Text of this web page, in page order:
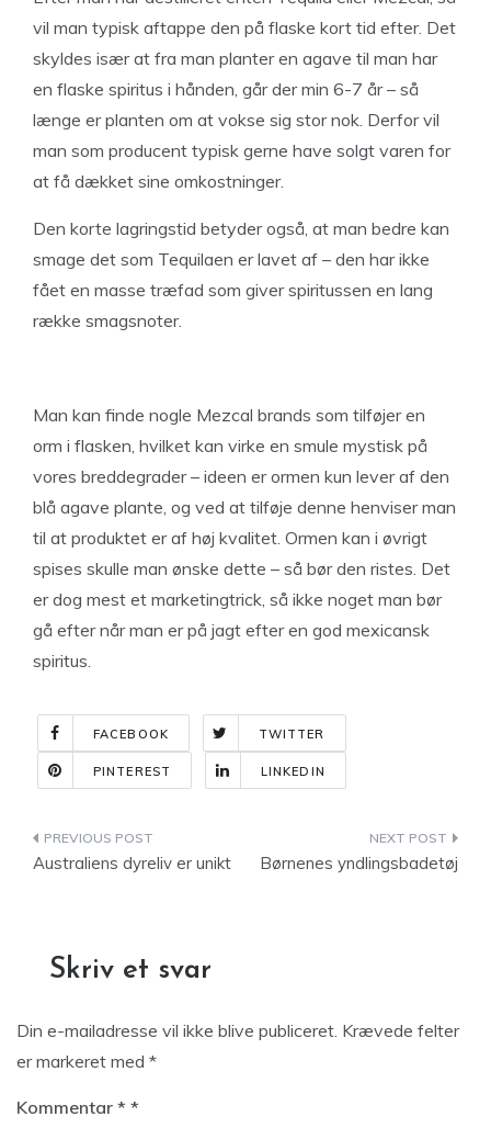
vil man typisk aftappe den på flaske kort tid efter. Det
skyldes især at fra man planter en agave til man har
en flaske spiritus i hånden, går der min 6-7 år – så
længe er planten om at vokse sig stor nok. Derfor vil
man som producent typisk gerne have solgt varen for
at få dækket sine omkostninger.
Den korte lagringstid betyder også, at man bedre kan
smage det som Tequilaen er lavet af – den har ikke
fået en masse træfad som giver spiritussen en lang
række smagsnoter.
Man kan finde nogle Mezcal brands som tilføjer en
orm i flasken, hvilket kan virke en smule mystisk på
vores breddegrader – ideen er ormen kun lever af den
blå agave plante, og ved at tilføje denne henviser man
til at produktet er af høj kvalitet. Ormen kan i øvrigt
spises skulle man ønske dette – så bør den ristes. Det
er dog mest et marketingtrick, så ikke noget man bør
gå efter når man er på jagt efter en god mexicansk
spiritus.
FACEBOOK TWITTER
PINTEREST LINKEDIN
Indlægsnavigation
Australiens dyreliv er unikt Børnenes yndlingsbadetøj
Skriv et svar
Din e-mailadresse vil ikke blive publiceret. Krævede felter
er markeret med *
Kommentar *